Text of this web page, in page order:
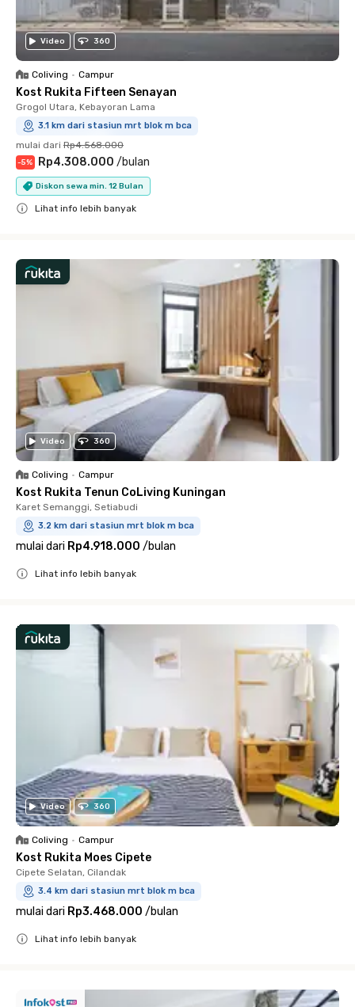
Video 360
Coliving • Campur
Kost Rukita Fifteen Senayan
Grogol Utara, Kebayoran Lama
3.1 km dari stasiun mrt blok m bca
mulai dari Rp4.568.000
-5% Rp4.308.000 /bulan
Diskon sewa min. 12 Bulan
Lihat info lebih banyak
Video 360
Coliving • Campur
Kost Rukita Tenun CoLiving Kuningan
Karet Semanggi, Setiabudi
3.2 km dari stasiun mrt blok m bca
mulai dari Rp4.918.000 /bulan
Lihat info lebih banyak
Video 360
Coliving • Campur
Kost Rukita Moes Cipete
Cipete Selatan, Cilandak
3.4 km dari stasiun mrt blok m bca
mulai dari Rp3.468.000 /bulan
Lihat info lebih banyak